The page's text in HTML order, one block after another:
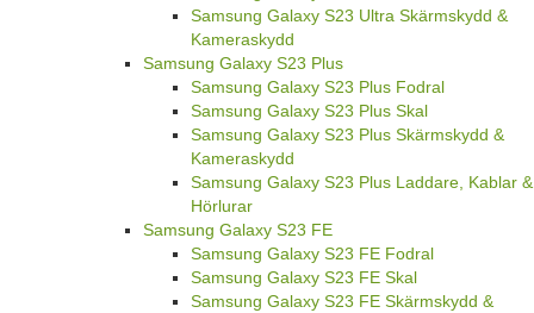
Samsung Galaxy S23 Ultra Skärmskydd &
Kameraskydd
Samsung Galaxy S23 Plus
Samsung Galaxy S23 Plus Fodral
Samsung Galaxy S23 Plus Skal
Samsung Galaxy S23 Plus Skärmskydd &
Kameraskydd
Samsung Galaxy S23 Plus Laddare, Kablar &
Hörlurar
Samsung Galaxy S23 FE
Samsung Galaxy S23 FE Fodral
Samsung Galaxy S23 FE Skal
Samsung Galaxy S23 FE Skärmskydd &